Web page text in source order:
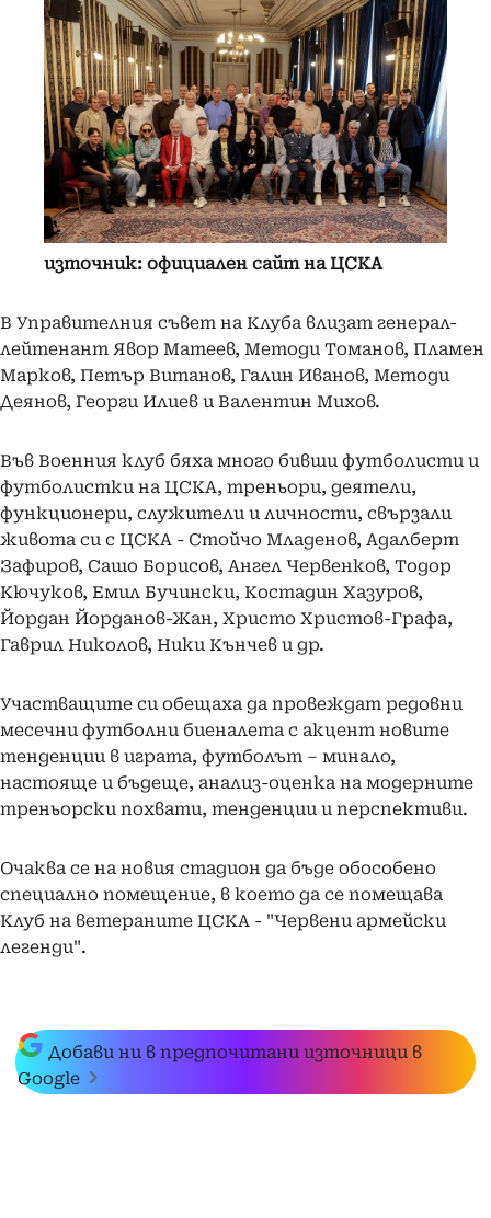
източник: официален сайт на ЦСКА
В Управителния съвет на Клуба влизат генерал-
лейтенант Явор Матеев, Методи Томанов, Пламен
Марков, Петър Витанов, Галин Иванов, Методи
Деянов, Георги Илиев и Валентин Михов.
Във Военния клуб бяха много бивши футболисти и
футболистки на ЦСКА, треньори, деятели,
функционери, служители и личности, свързали
живота си с ЦСКА - Стойчо Младенов, Адалберт
Зафиров, Сашо Борисов, Ангел Червенков, Тодор
Кючуков, Емил Бучински, Костадин Хазуров,
Йордан Йорданов-Жан, Христо Христов-Графа,
Гаврил Николов, Ники Кънчев и др.
Участващите си обещаха да провеждат редовни
месечни футболни биеналета с акцент новите
тенденции в играта, футболът – минало,
настояще и бъдеще, анализ-оценка на модерните
треньорски похвати, тенденции и перспективи.
Очаква се на новия стадион да бъде обособено
специално помещение, в което да се помещава
Клуб на ветераните ЦСКА - "Червени армейски
легенди".
Добави ни в предпочитани източници в
Google